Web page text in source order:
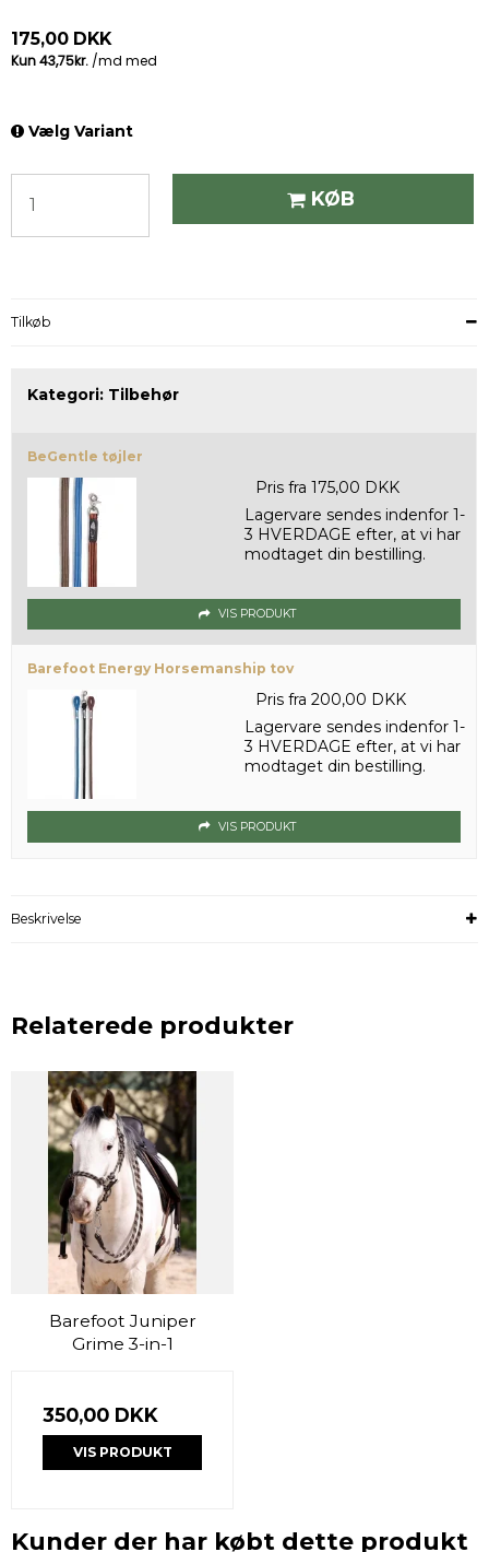
175,00 DKK
Vælg Variant
KØB
Tilkøb
Kategori: Tilbehør
BeGentle tøjler
Pris fra 175,00 DKK
Lagervare sendes indenfor 1-
3 HVERDAGE efter, at vi har
modtaget din bestilling.
VIS PRODUKT
Barefoot Energy Horsemanship tov
Pris fra 200,00 DKK
Lagervare sendes indenfor 1-
3 HVERDAGE efter, at vi har
modtaget din bestilling.
VIS PRODUKT
Beskrivelse
Relaterede produkter
Barefoot Juniper
Grime 3-in-1
350,00 DKK
VIS PRODUKT
Kunder der har købt dette produkt